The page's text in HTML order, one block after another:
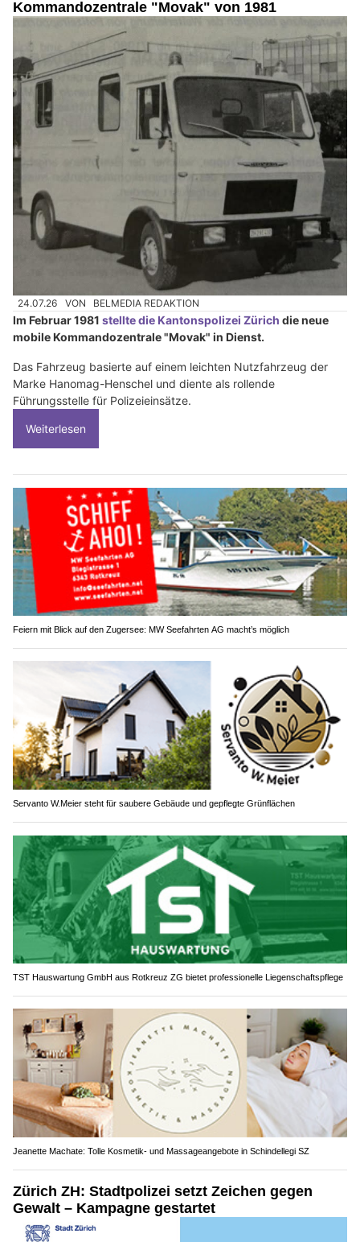
Kommandozentrale "Movak" von 1981
24.07.26 VON BELMEDIA REDAKTION
Im Februar 1981 stellte die Kantonspolizei Zürich die neue
mobile Kommandozentrale "Movak" in Dienst.
Das Fahrzeug basierte auf einem leichten Nutzfahrzeug der
Marke Hanomag-Henschel und diente als rollende
Führungsstelle für Polizeieinsätze.
Weiterlesen
Feiern mit Blick auf den Zugersee: MW Seefahrten AG macht’s möglich
Servanto W.Meier steht für saubere Gebäude und gepflegte Grünflächen
TST Hauswartung GmbH aus Rotkreuz ZG bietet professionelle Liegenschaftspflege
Jeanette Machate: Tolle Kosmetik- und Massageangebote in Schindellegi SZ
Zürich ZH: Stadtpolizei setzt Zeichen gegen
Gewalt – Kampagne gestartet